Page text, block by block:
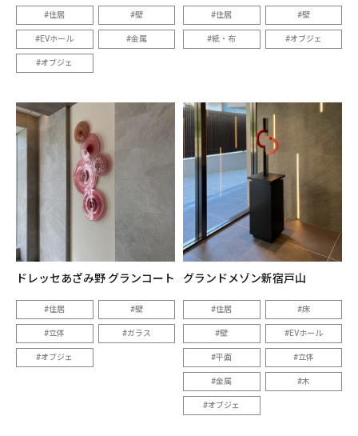
住居 壁
EVホール 金属
オブジェ
住居 壁
紙・布 オブジェ
ドレッセあざみ野 グランコート
住居 壁
立体 ガラス
オブジェ
グランドメゾン新宿戸山
住居 床
壁 EVホール
平面 立体
金属 木
オブジェ